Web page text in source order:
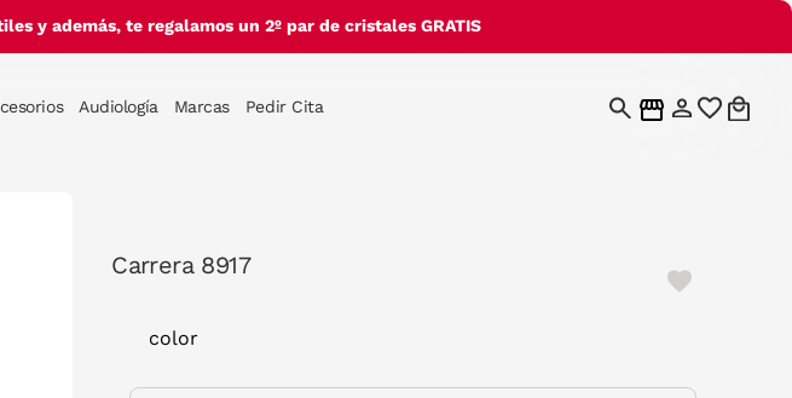
y además, te regalamos un 2º par de cristales GRATIS
Audiología Marcas Pedir Cita
Carrera 8917
color